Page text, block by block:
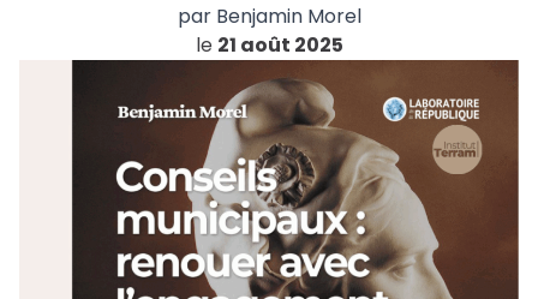
par Benjamin Morel
le 21 août 2025